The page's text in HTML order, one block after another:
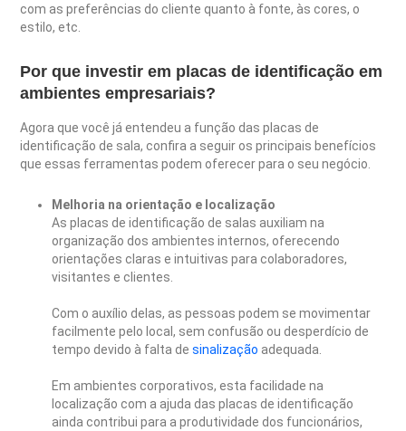
com as preferências do cliente quanto à fonte, às cores, o
estilo, etc.
Por que investir em placas de identificação em
ambientes empresariais?
Agora que você já entendeu a função das placas de
identificação de sala, confira a seguir os principais benefícios
que essas ferramentas podem oferecer para o seu negócio.
Melhoria na orientação e localização
As placas de identificação de salas auxiliam na
organização dos ambientes internos, oferecendo
orientações claras e intuitivas para colaboradores,
visitantes e clientes.
Com o auxílio delas, as pessoas podem se movimentar
facilmente pelo local, sem confusão ou desperdício de
tempo devido à falta desinalização adequada.
Em ambientes corporativos, esta facilidade na
localização com a ajuda das placas de identificação
ainda contribui para a produtividade dos funcionários,